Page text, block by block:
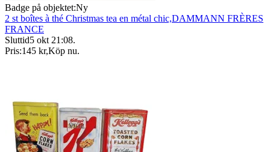
Badge på objektet:Ny
2 st boîtes à thé Christmas tea en métal chic,DAMMANN FRÈRES
FRANCE
Sluttid5 okt 21:08.
Pris:145 kr,Köp nu.